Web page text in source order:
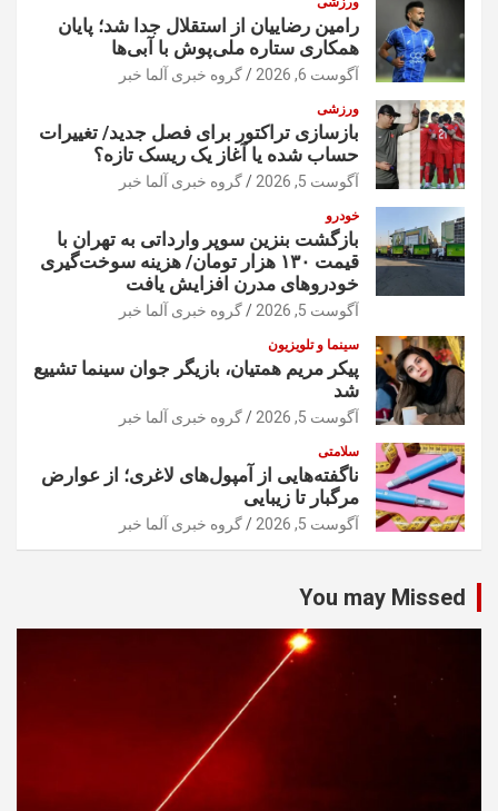
رامین رضاییان از استقلال جدا شد؛ پایان
همکاری ستاره ملی‌پوش با آبی‌ها
آگوست 6, 2026 گروه خبری آلما خبر
ورزشی
بازسازی تراکتور برای فصل جدید/ تغییرات
حساب شده یا آغاز یک ریسک تازه؟
آگوست 5, 2026 گروه خبری آلما خبر
خودرو
بازگشت بنزین سوپر وارداتی به تهران با
قیمت ۱۳۰ هزار تومان/ هزینه سوخت‌گیری
خودرو‌های مدرن افزایش یافت
آگوست 5, 2026 گروه خبری آلما خبر
سینما و تلویزیون
پیکر مریم همتیان، بازیگر جوان سینما تشییع
شد
آگوست 5, 2026 گروه خبری آلما خبر
سلامتی
ناگفته‌هایی از آمپول‌های لاغری؛ از عوارض
مرگبار تا زیبایی
آگوست 5, 2026 گروه خبری آلما خبر
You may Missed